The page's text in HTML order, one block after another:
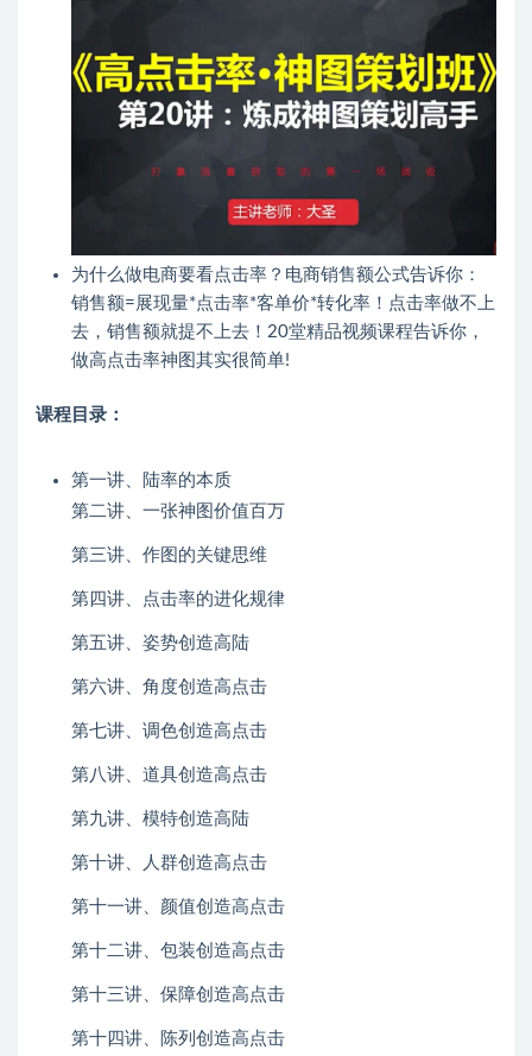
为什么做电商要看点击率？电商销售额公式告诉你：
销售额=展现量*点击率*客单价*转化率！点击率做不上
去，销售额就提不上去！20堂精品视频课程告诉你，
做高点击率神图其实很简单!
课程目录：
第一讲、陆率的本质
第二讲、一张神图价值百万
第三讲、作图的关键思维
第四讲、点击率的进化规律
第五讲、姿势创造高陆
第六讲、角度创造高点击
第七讲、调色创造高点击
第八讲、道具创造高点击
第九讲、模特创造高陆
第十讲、人群创造高点击
第十一讲、颜值创造高点击
第十二讲、包装创造高点击
第十三讲、保障创造高点击
第十四讲、陈列创造高点击